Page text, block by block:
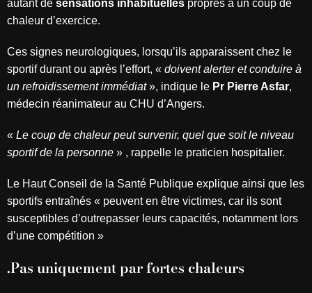
autant de sensations inhabituelles propres à un coup de
chaleur d’exercice.
Ces signes neurologiques, lorsqu’ils apparaissent chez le
sportif durant ou après l’effort, « doiventalerter et conduire à
un refroidissement immédiat», indique le Pr Pierre Asfar,
médecin réanimateur au CHU d’Angers.
« Le coup de chaleur peut survenir, quel que soit le niveau
sportif de la personne » , rappelle le praticien hospitalier.
Le Haut Conseil de la Santé Publique explique ainsi que les
sportifs entraînés « peuvent en être victimes, car ils sont
susceptibles d’outrepasser leurs capacités, notamment lors
d’une compétition »
.Pas uniquement par fortes chaleurs